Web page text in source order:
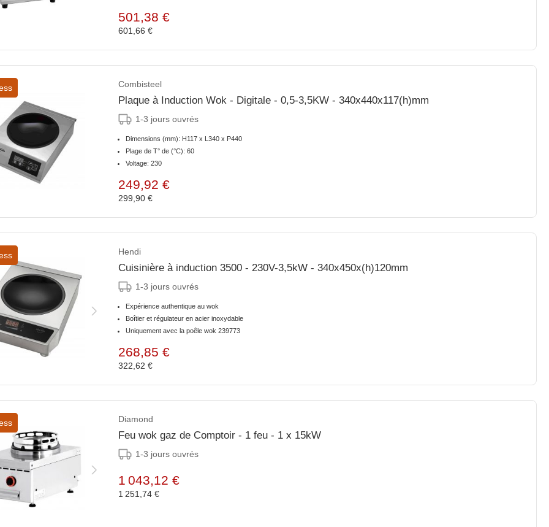
501,38 €
601,66 €
Combisteel
Plaque à Induction Wok - Digitale - 0,5-3,5KW - 340x440x117(h)mm
1-3 jours ouvrés
Dimensions (mm): H117 x L340 x P440
Plage de T° de (°C): 60
Voltage: 230
249,92 €
299,90 €
Hendi
Cuisinière à induction 3500 - 230V-3,5kW - 340x450x(h)120mm
1-3 jours ouvrés
Expérience authentique au wok
Boîtier et régulateur en acier inoxydable
Uniquement avec la poêle wok 239773
268,85 €
322,62 €
Diamond
Feu wok gaz de Comptoir - 1 feu - 1 x 15kW
1-3 jours ouvrés
1 043,12 €
1 251,74 €